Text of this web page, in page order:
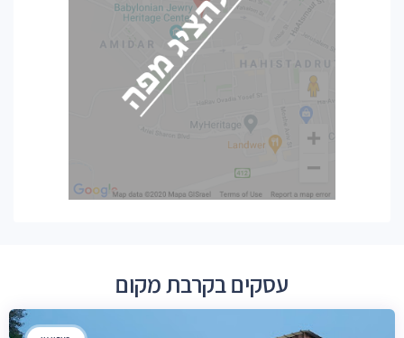
עסקים בקרבת מקום